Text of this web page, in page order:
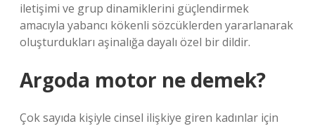
iletişimi ve grup dinamiklerini güçlendirmek
amacıyla yabancı kökenli sözcüklerden yararlanarak
oluşturdukları aşinalığa dayalı özel bir dildir.
Argoda motor ne demek?
Çok sayıda kişiyle cinsel ilişkiye giren kadınlar için